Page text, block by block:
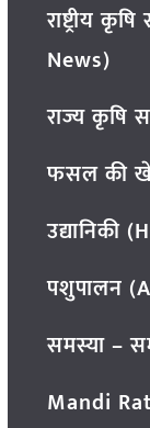
राष्ट्रीय
News)
राज्य कृषि
फसल की
पशुपालन
समस्या –
Mandi